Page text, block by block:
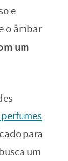
e
o âmbar
um
para
um